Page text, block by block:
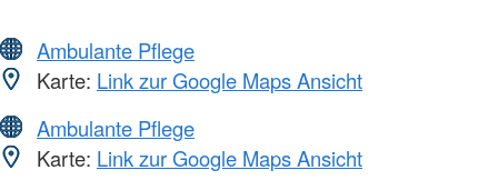
Ambulante Pflege
Karte: Link zur Google Maps Ansicht
Ambulante Pflege
Karte: Link zur Google Maps Ansicht